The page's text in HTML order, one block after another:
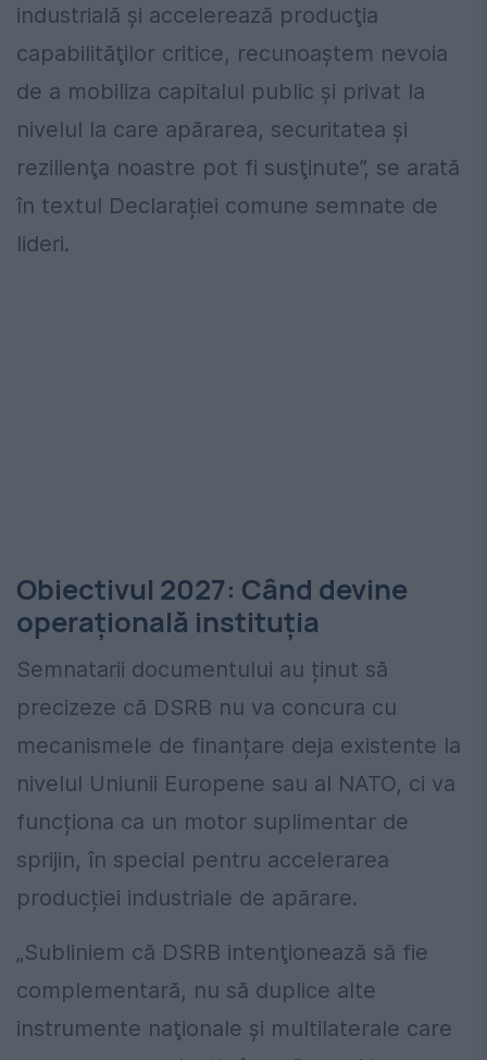
industrială şi accelerează producţia
capabilităţilor critice, recunoaştem nevoia
de a mobiliza capitalul public şi privat la
nivelul la care apărarea, securitatea şi
rezilienţa noastre pot fi susţinute”, se arată
în textul Declarației comune semnate de
lideri.
Obiectivul 2027: Când devine
operațională instituția
Semnatarii documentului au ținut să
precizeze că DSRB nu va concura cu
mecanismele de finanțare deja existente la
nivelul Uniunii Europene sau al NATO, ci va
funcționa ca un motor suplimentar de
sprijin, în special pentru accelerarea
producției industriale de apărare.
„Subliniem că DSRB intenţionează să fie
complementară, nu să duplice alte
instrumente naţionale şi multilaterale care